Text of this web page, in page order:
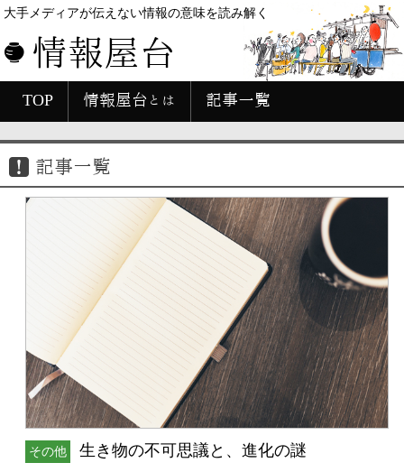
大手メディアが伝えない情報の意味を読み解く
情報屋台
TOP 情報屋台とは 記事一覧
記事一覧
その他 生き物の不可思議と、進化の謎